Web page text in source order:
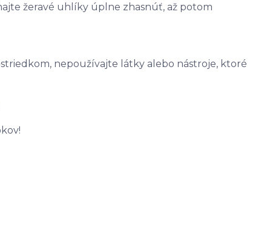
žeravé uhlíky úplne zhasnúť, až potom
nepoužívajte látky alebo nástroje, ktoré